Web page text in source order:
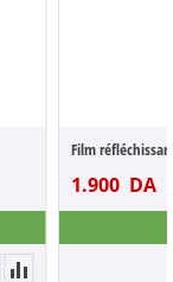
3.800DA